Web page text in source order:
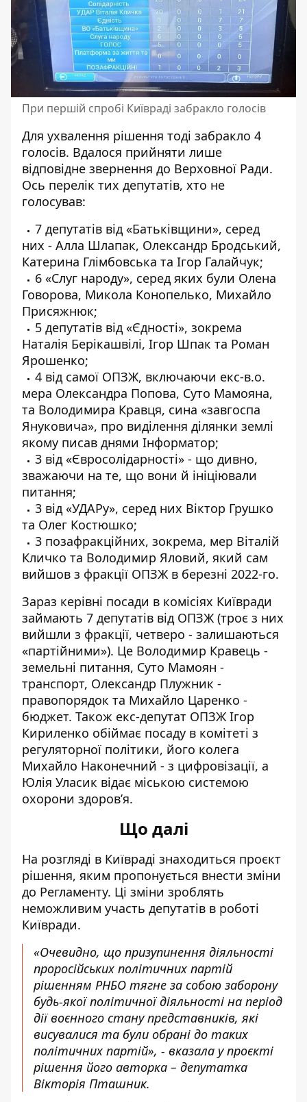
При першій спробі Київраді забракло голосів
Для ухвалення рішення тоді забракло 4
голосів. Вдалося прийняти лише
відповідне звернення до Верховної Ради.
Ось перелік тих депутатів, хто не
голосував:
7 депутатів від «Батьківщини», серед
них - Алла Шлапак, Олександр Бродський,
Катерина Глімбовська та Ігор Галайчук;
6 «Слуг народу», серед яких були Олена
Говорова, Микола Конопелько, Михайло
Присяжнюк;
5 депутатів від «Єдності», зокрема
Наталія Берікашвілі, Ігор Шпак та Роман
Ярошенко;
4 від самої ОПЗЖ, включаючи екс-в.о.
мера Олександра Попова, Суто Мамояна,
та Володимира Кравця, сина «завгоспа
Януковича», про виділення ділянки землі
якому писав днями Інформатор;
3 від «Євросолідарності» - що дивно,
зважаючи на те, що вони й ініціювали
питання;
3 від «УДАРу», серед них Віктор Грушко
та Олег Костюшко;
3 позафракційних, зокрема, мер Віталій
Кличко та Володимир Яловий, який сам
вийшов з фракції ОПЗЖ в березні 2022-го.
Зараз керівні посади в комісіях Київради
займають 7 депутатів від ОПЗЖ (троє з них
вийшли з фракції, четверо - залишаються
«партійними»). Це Володимир Кравець -
земельні питання, Суто Мамоян -
транспорт, Олександр Плужник -
правопорядок та Михайло Царенко -
бюджет. Також екс-депутат ОПЗЖ Ігор
Кириленко обіймає посаду в комітеті з
регуляторної політики, його колега
Михайло Наконечний - з цифровізації, а
Юлія Уласик відає міською системою
охорони здоров’я.
Що далі
На розгляді в Київраді знаходиться проєкт
рішення, яким пропонується внести зміни
до Регламенту. Ці зміни зроблять
неможливим участь депутатів в роботі
Київради.
«Очевидно, що призупинення діяльності
проросійських політичних партій
рішенням РНБО тягне за собою заборону
будь-якої політичної діяльності на період
дії воєнного стану представників, які
висувалися та були обрані до таких
політичних партій», - вказала у проєкті
рішення його авторка – депутатка
Вікторія Пташник.